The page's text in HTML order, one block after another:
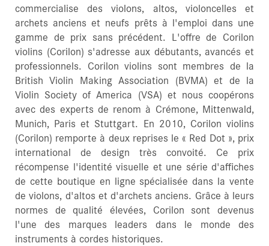
CV Selectio
commercialise des violons, altos, violoncelles et
archets anciens et neufs prêts à l'emploi dans une
gamme de prix sans précédent. L'offre de Corilon
violins (Corilon) s'adresse aux débutants, avancés et
professionnels. Corilon violins sont membres de la
British Violin Making Association (BVMA) et de la
Violin Society of America (VSA) et nous coopérons
avec des experts de renom à Crémone, Mittenwald,
Munich, Paris et Stuttgart. En 2010, Corilon violins
(Corilon) remporte à deux reprises le « Red Dot », prix
international de design très convoité. Ce prix
récompense l'identité visuelle et une série d'affiches
de cette boutique en ligne spécialisée dans la vente
de violons, d'altos et d'archets anciens. Grâce à leurs
normes de qualité élevées, Corilon sont devenus
l'une des marques leaders dans le monde des
instruments à cordes historiques.